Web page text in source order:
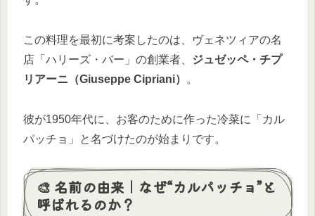
この料理を最初に考案したのは、ヴェネツィアの名
店「ハリーズ・バー」の創業者、 ジュゼッペ・チプ
リアーニ（Giuseppe Cipriani）
。
彼が1950年代に、お客のために作った冷菜に「カル
パッチョ」と名づけたのが始まりです。
🎨 名前の由来｜なぜ“カルパッチョ”と
呼ばれるのか？